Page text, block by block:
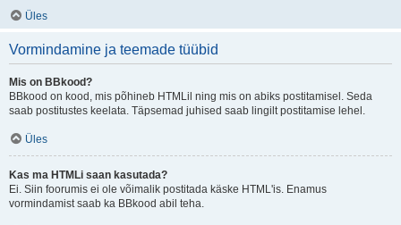
Üles
Vormindamine ja teemade tüübid
Mis on BBkood?
BBkood on kood, mis põhineb HTMLil ning mis on abiks postitamisel. Seda
saab postitustes keelata. Täpsemad juhised saab lingilt postitamise lehel.
Üles
Kas ma HTMLi saan kasutada?
Ei. Siin foorumis ei ole võimalik postitada käske HTML'is. Enamus
vormindamist saab ka BBkood abil teha.